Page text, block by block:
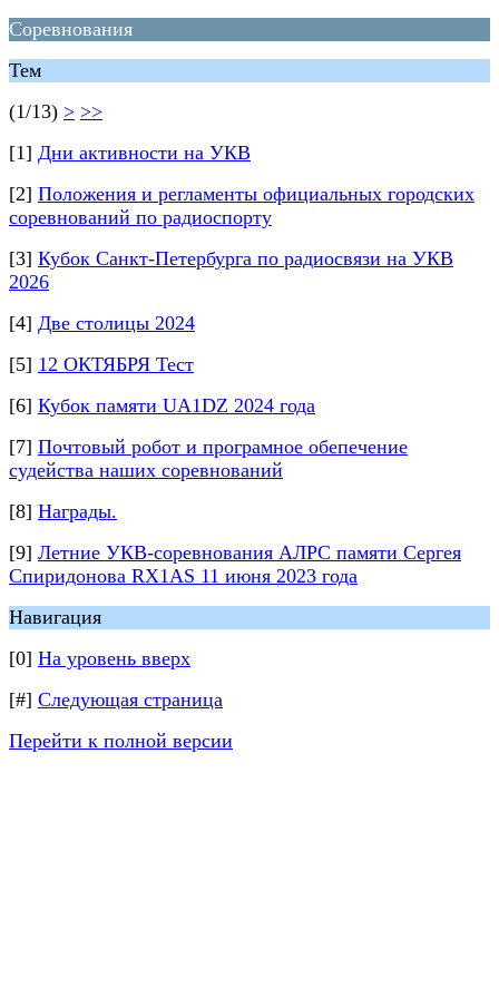
Соревнования
Тем
(1/13) > >>
[1] Дни активности на УКВ
[2] Положения и регламенты официальных городских
соревнований по радиоспорту
[3] Кубок Санкт-Петербурга по радиосвязи на УКВ
2026
[4] Две столицы 2024
[5] 12 ОКТЯБРЯ Тест
[6] Кубок памяти UA1DZ 2024 года
[7] Почтовый робот и програмное обепечение
судейства наших соревнований
[8] Награды.
[9] Летние УКВ-соревнования АЛРС памяти Сергея
Спиридонова RX1AS 11 июня 2023 года
Навигация
[0] На уровень вверх
[#] Следующая страница
Перейти к полной версии